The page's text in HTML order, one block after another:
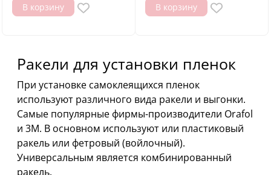
В корзину В корзину
Ракели для установки пленок
При установке самоклеящихся пленок
используют различного вида ракели и выгонки.
Самые популярные фирмы-производители Orafol
и 3M. В основном используют или пластиковый
ракель или фетровый (войлочный).
Универсальным является комбинированный
ракель.